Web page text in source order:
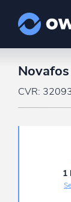
CVR:
1